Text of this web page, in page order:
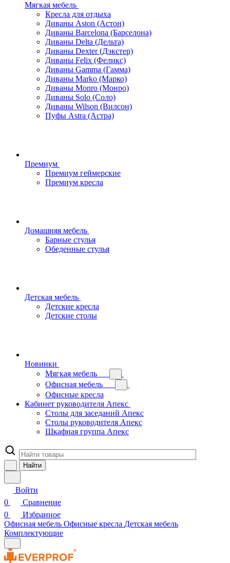
Мягкая мебель
Кресла для отдыха
Диваны Aston (Астон)
Диваны Barcelona (Барселона)
Диваны Delta (Дельта)
Диваны Dexter (Дэкстер)
Диваны Felix (Феликс)
Диваны Gamma (Гамма)
Диваны Marko (Марко)
Диваны Monro (Монро)
Диваны Solo (Соло)
Диваны Wilson (Вилсон)
Пуфы Astra (Астра)
Премиум
Премиум геймерские
Премиум кресла
Домашняя мебель
Барные стулья
Обеденные стулья
Детская мебель
Детские кресла
Детские столы
Новинки
Мягкая мебель
Офисная мебель
Офисные кресла
Кабинет руководителя Апекс
Столы для заседаний Апекс
Столы руководителя Апекс
Шкафная группа Апекс
Найти
Войти
0
Сравнение
0
Избранное
Офисная мебель Офисные кресла Детская мебель
Комплектующие